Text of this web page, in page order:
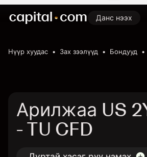
Данс нээх
Нүүр хуудас Зах зээлүүд Бондууд
Арилжаа US
- TU CFD